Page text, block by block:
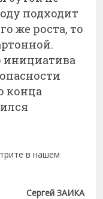
подходит
же роста, то
инициатива
конца
в нашем
Сергей ЗАИКА